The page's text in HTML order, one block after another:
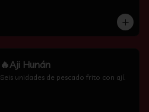
🔥Aji Hunán
Seis unidades de pescado frito con ají.